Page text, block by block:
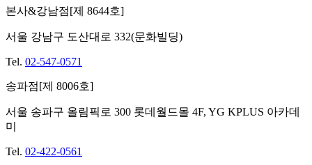
본사&강남점[제 8644호]
서울 강남구 도산대로 332(문화빌딩)
Tel. 02-547-0571
송파점[제 8006호]
서울 송파구 올림픽로 300 롯데월드몰 4F, YG KPLUS 아카데
미
Tel. 02-422-0561